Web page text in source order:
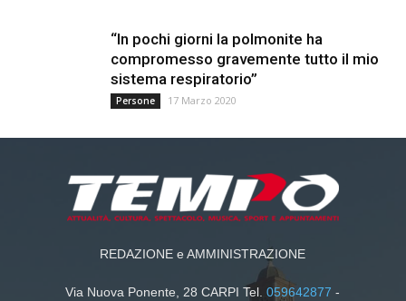
“In pochi giorni la polmonite ha
compromesso gravemente tutto il mio
sistema respiratorio”
Persone 17 Marzo 2020
REDAZIONE e AMMINISTRAZIONE
Via Nuova Ponente, 28 CARPI Tel.059642877 -